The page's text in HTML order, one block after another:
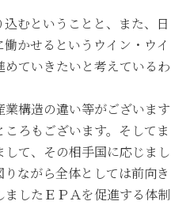
むということと、また、日
かせるというウイン・ウイ
ていきたいと考えているわ
構造の違い等がございます
ろもございます。そしてま
て、その相手国に応じまし
ながら全体としては前向き
したＥＰＡを促進する体制